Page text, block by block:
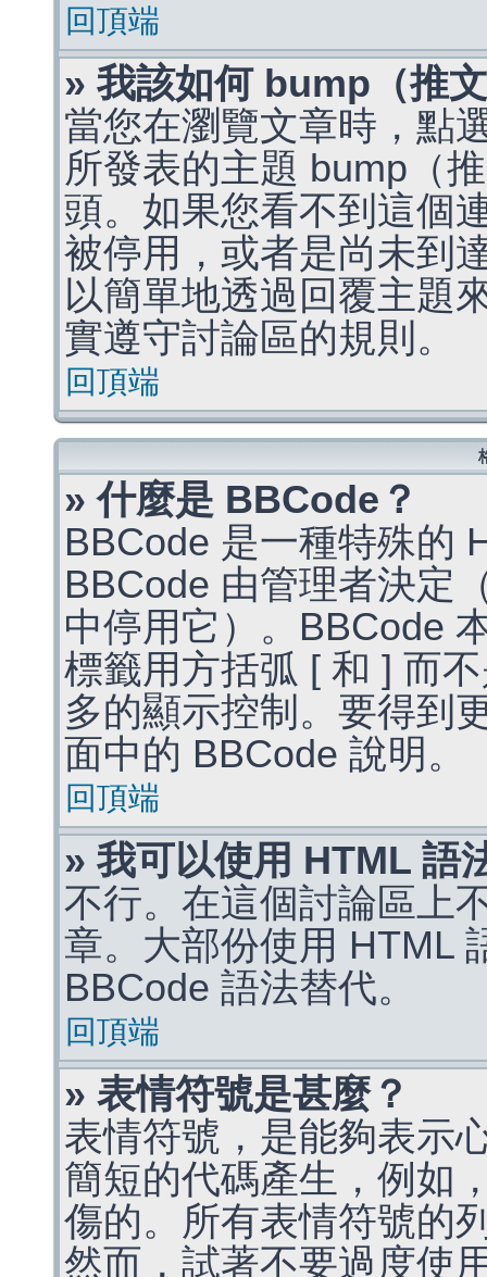
回頂端
» 我該如何 bump（推
當您在瀏覽文章時，點
所發表的主題 bump（
頭。如果您看不到這個
被停用，或者是尚未到
以簡單地透過回覆主題
實遵守討論區的規則。
回頂端
» 什麼是 BBCode？
BBCode 是一種特殊的
BBCode 由管理者決定
中停用它）。BBCode
標籤用方括弧 [ 和 ] 而
多的顯示控制。要得到
面中的 BBCode 說明。
回頂端
» 我可以使用 HTML 語
不行。在這個討論區上
章。大部份使用 HTML
BBCode 語法替代。
回頂端
» 表情符號是甚麼？
表情符號，是能夠表示
簡短的代碼產生，例如
傷的。所有表情符號的
然而，試著不要過度使